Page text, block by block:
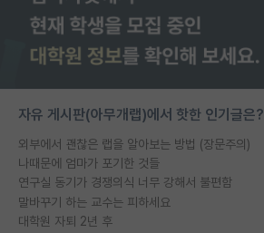
자유 게시판(아무개랩)에서 핫한 인기글은?
외부에서 괜찮은 랩을 알아보는 방법 (장문주의)
나때문에 엄마가 포기한 것들
연구실 동기가 경쟁의식 너무 강해서 불편함
말바꾸기 하는 교수는 피하세요
대학원 자퇴 2년 후